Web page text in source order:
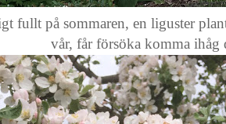
fullt på sommaren, en liguster
vår, får försöka komma ihåg